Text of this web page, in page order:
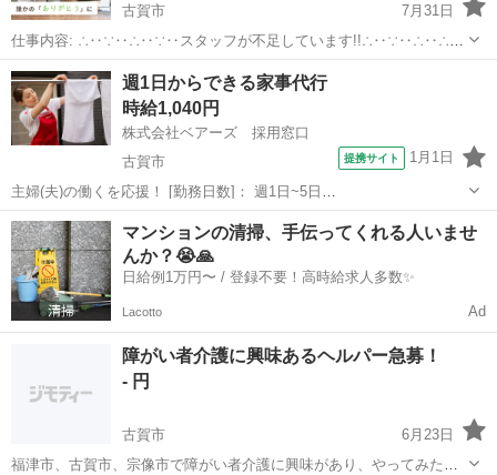
古賀市
7月31日
仕事内容: ∴‥∵‥∴‥∵‥スタッフが不足しています!!∴‥∵‥∴‥∴‥
∵ 現在、お客様から多数のご依頼をいただいておりスタッフが不足し
ています 大手の家事代行で仕事が入らなくなったという方はぜひ！ カ
ジママ（ ht...
福岡 古賀市 ホームヘルパー スタッフ
週1日からできる家事代行
時給1,040円
株式会社ベアーズ 採用窓口
古賀市
提携サイト 1月1日
主婦(夫)の働くを応援！ [勤務日数]： 週1日~5日
10:00~13:00/10:00~15:00/09:00~12:00/13:00~16:00/15:00~18:00 月/
火/水/木/金/土/日 などから選べます ...
福岡 古賀市 ホームヘルパー
マンションの清掃、手伝ってくれる人いませ
んか？😭🙏
日給例1万円〜 / 登録不要！高時給求人多数✨
Lacotto Ad
障がい者介護に興味あるヘルパー急募！
- 円
古賀市
6月23日
福津市、古賀市、宗像市で障がい者介護に興味があり、やってみたい